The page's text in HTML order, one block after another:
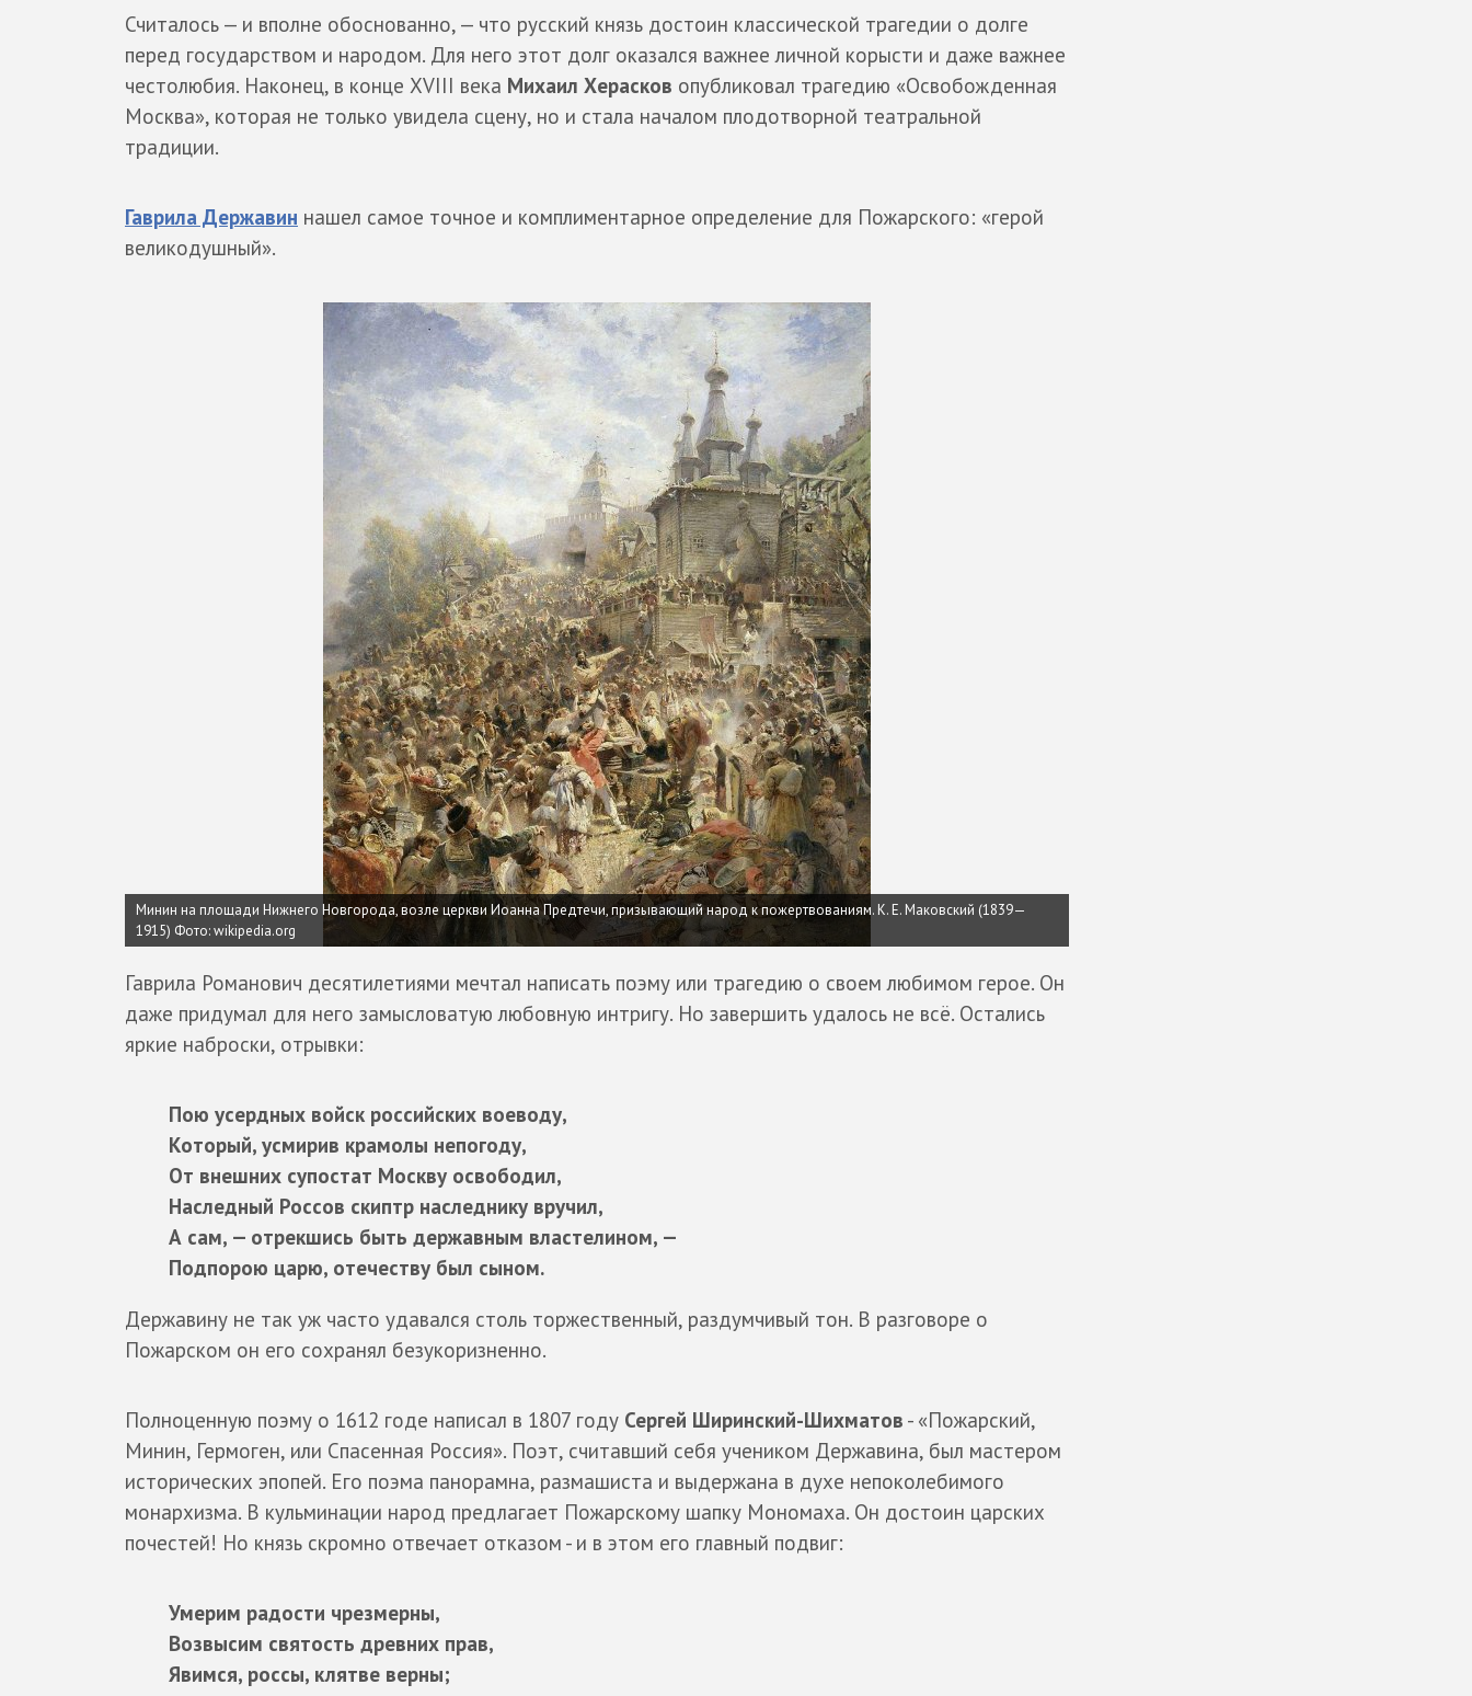
Считалось — и вполне обоснованно, — что русский князь достоин классической трагедии о долге
перед государством и народом. Для него этот долг оказался важнее личной корысти и даже важнее
честолюбия. Наконец, в конце XVIII века Михаил Херасков опубликовал трагедию «Освобожденная
Москва», которая не только увидела сцену, но и стала началом плодотворной театральной
традиции.
Гаврила Державин нашел самое точное и комплиментарное определение для Пожарского: «герой
великодушный».
Минин на площади Нижнего Новгорода, возле церкви Иоанна Предтечи, призывающий народ к пожертвованиям. К. Е. Маковский (1839—
1915) Фото: wikipedia.org
Гаврила Романович десятилетиями мечтал написать поэму или трагедию о своем любимом герое. Он
даже придумал для него замысловатую любовную интригу. Но завершить удалось не всё. Остались
яркие наброски, отрывки:
Пою усердных войск российских воеводу,
Который, усмирив крамолы непогоду,
От внешних супостат Москву освободил,
Наследный Россов скиптр наследнику вручил,
А сам, — отрекшись быть державным властелином, —
Подпорою царю, отечеству был сыном.
Державину не так уж часто удавался столь торжественный, раздумчивый тон. В разговоре о
Пожарском он его сохранял безукоризненно.
Полноценную поэму о 1612 годе написал в 1807 году Сергей Ширинский-Шихматов - «Пожарский,
Минин, Гермоген, или Спасенная Россия». Поэт, считавший себя учеником Державина, был мастером
исторических эпопей. Его поэма панорамна, размашиста и выдержана в духе непоколебимого
монархизма. В кульминации народ предлагает Пожарскому шапку Мономаха. Он достоин царских
почестей! Но князь скромно отвечает отказом - и в этом его главный подвиг:
Умерим радости чрезмерны,
Возвысим святость древних прав,
Явимся, россы, клятве верны;